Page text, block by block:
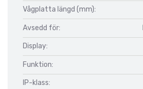
Vågplatta längd (mm):
Avsedd för:
Display:
Funktion:
IP-klass: